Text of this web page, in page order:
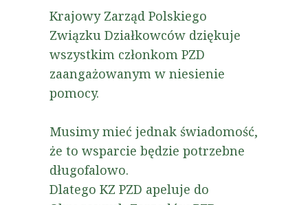
Krajowy Zarząd Polskiego
Związku Działkowców dziękuje
wszystkim członkom PZD
zaangażowanym w niesienie
pomocy.
Musimy mieć jednak świadomość,
że to wsparcie będzie potrzebne
długofalowo.
Dlatego KZ PZD apeluje do